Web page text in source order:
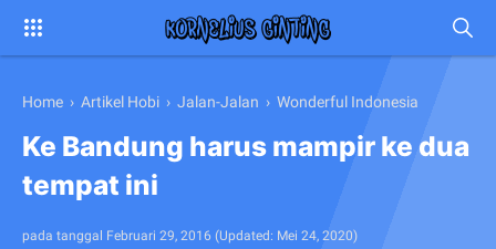
Home › Artikel Hobi › Jalan-Jalan › Wonderful Indonesia
Ke Bandung harus mampir ke dua
tempat ini
pada tanggal Februari 29, 2016 (Updated: Mei 24, 2020)